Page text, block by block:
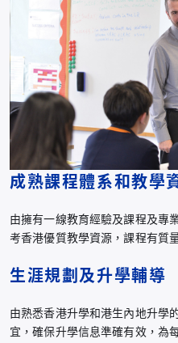
成熟課程體系和教學
由擁有一線教育經驗及課程及專
考香港優質教學資源，課程有質
生涯規劃及升學輔導
由熟悉香港升學和港生內地升學
宜，確保升學信息準確有效，為